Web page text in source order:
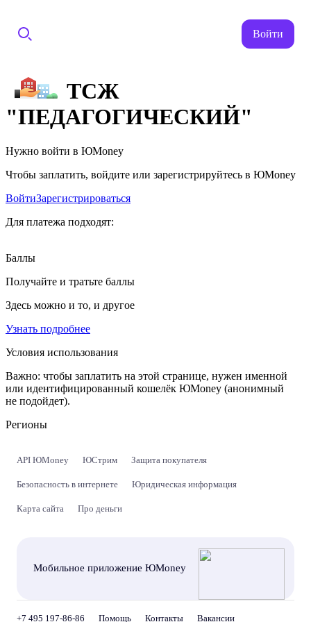
Войти
ТСЖ
"ПЕДАГОГИЧЕСКИЙ"
Нужно войти в ЮMoney
Чтобы заплатить, войдите или зарегистрируйтесь в ЮMoney
ВойтиЗарегистрироваться
Для платежа подходят:
Баллы
Получайте и тратьте баллы
Здесь можно и то, и другое
Узнать подробнее
Условия использования
Важно: чтобы заплатить на этой странице, нужен именной
или идентифицированный кошелёк ЮMoney (анонимный
не подойдет).
Регионы
API ЮMoney ЮСтрим Защита покупателя
Безопасность в интернете Юридическая информация
Карта сайта Про деньги
Мобильное приложение ЮMoney
+7 495 197-86-86 Помощь Контакты Вакансии